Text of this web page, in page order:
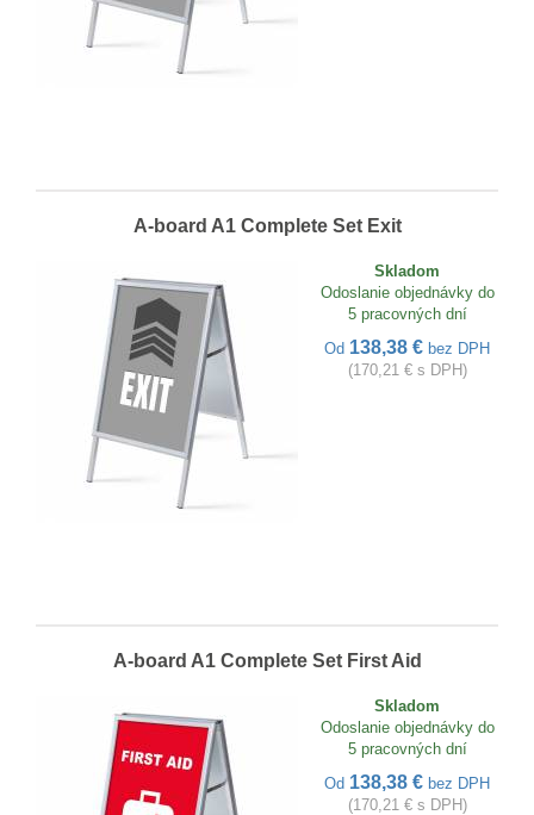
A-board A1 Complete Set Exit
Skladom
Odoslanie objednávky do
5 pracovných dní
Od 138,38 € bez DPH
(170,21 € s DPH)
A-board A1 Complete Set First Aid
Skladom
Odoslanie objednávky do
5 pracovných dní
Od 138,38 € bez DPH
(170,21 € s DPH)